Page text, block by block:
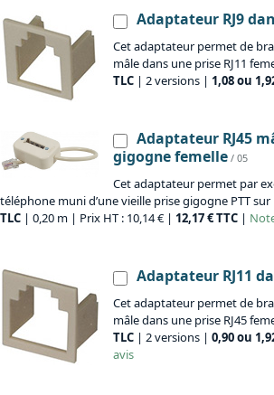
Adaptateur RJ9
Cet adaptateur permet de
mâle dans une prise RJ11
TLC | 2 versions | 1,08 ou
Adaptateur RJ45
gigogne femelle / 05
Cet adaptateur permet par
téléphone muni d’une vieille prise gigogne PTT sur
TLC | 0,20 m | Prix HT : 10,14 € | 12,17 € TTC |
Adaptateur RJ11
Cet adaptateur permet de
mâle dans une prise RJ45
TLC | 2 versions | 0,90 ou
avis